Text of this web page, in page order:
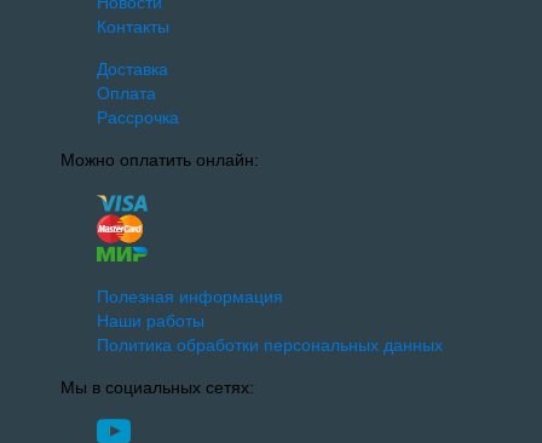
Контакты
Доставка
Оплата
Рассрочка
Можно оплатить онлайн:
Полезная информация
Наши работы
Политика обработки персональных данных
Мы в социальных сетях: